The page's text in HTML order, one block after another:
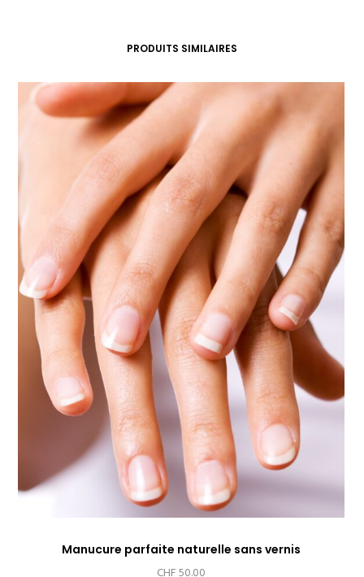
PRODUITS SIMILAIRES
Manucure parfaite naturelle sans vernis